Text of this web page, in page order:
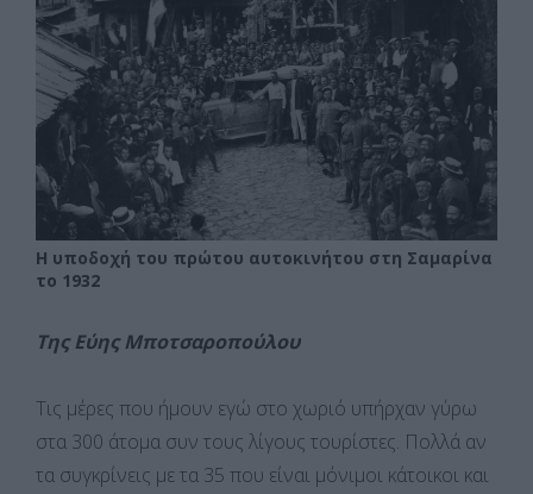
Η υποδοχή του πρώτου αυτοκινήτου στη Σαμαρίνα
το 1932
Της Εύης Μποτσαροπούλου
Τις μέρες που ήμουν εγώ στο χωριό υπήρχαν γύρω
στα 300 άτομα συν τους λίγους τουρίστες. Πολλά αν
τα συγκρίνεις με τα 35 που είναι μόνιμοι κάτοικοι και